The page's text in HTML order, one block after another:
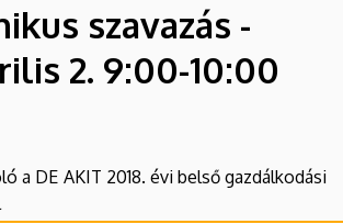
szavazás -
2. 9:00-10:00
a DE AKIT 2018. évi belső gazdálkodási